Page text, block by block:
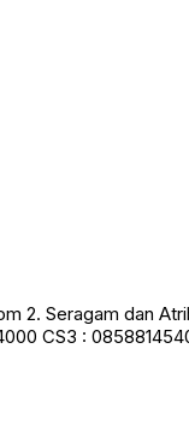
2. Seragam dan
CS3 :